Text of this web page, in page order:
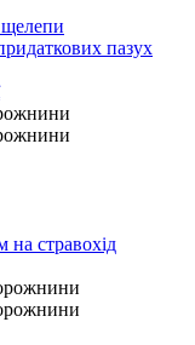
щелепи
пазух
на стравохід